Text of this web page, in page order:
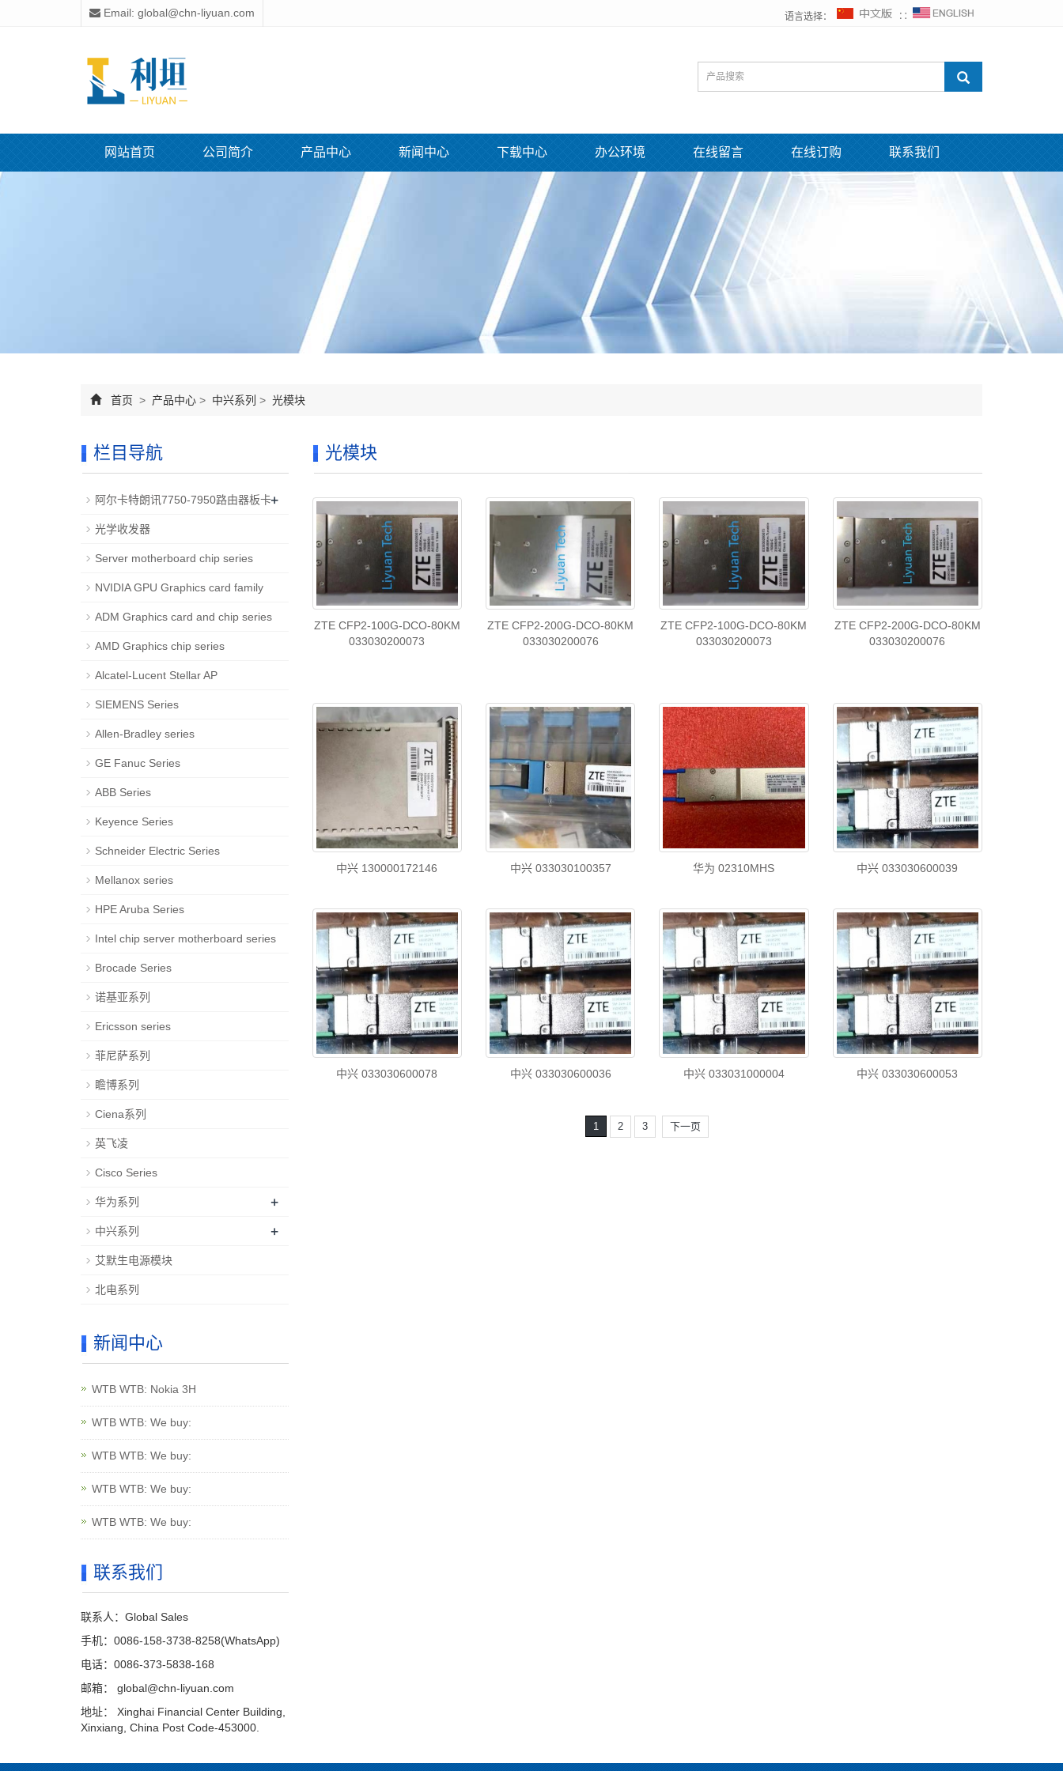
Email: global@chn-liyuan.com 语言选择： ∷
网站首页 公司简介 产品中心 新闻中心 下载中心 办公环境 在线留言 在线订购 联系我们
首页 > 产品中心 > 中兴系列 > 光模块
光模块
ZTE CFP2-100G-DCO-80KM
033030200073
ZTE CFP2-200G-DCO-80KM
033030200076
ZTE CFP2-100G-DCO-80KM
033030200073
ZTE CFP2-200G-DCO-80KM
033030200076
中兴 130000172146 中兴 033030100357 华为 02310MHS 中兴 033030600039
中兴 033030600078 中兴 033030600036 中兴 033031000004 中兴 033030600053
1 2 3 下一页
栏目导航
阿尔卡特朗讯7750-7950路由器板卡+
光学收发器
Server motherboard chip series
NVIDIA GPU Graphics card family
ADM Graphics card and chip series
AMD Graphics chip series
Alcatel-Lucent Stellar AP
SIEMENS Series
Allen-Bradley series
GE Fanuc Series
ABB Series
Keyence Series
Schneider Electric Series
Mellanox series
HPE Aruba Series
Intel chip server motherboard series
Brocade Series
诺基亚系列
Ericsson series
菲尼萨系列
瞻博系列
Ciena系列
英飞凌
Cisco Series
华为系列 +
中兴系列 +
艾默生电源模块
北电系列
新闻中心
WTB WTB: Nokia 3H
WTB WTB: We buy:
WTB WTB: We buy:
WTB WTB: We buy:
WTB WTB: We buy:
联系我们
联系人：Global Sales
手机：0086-158-3738-8258(WhatsApp)
电话：0086-373-5838-168
邮箱：
global@chn-liyuan.com
地址： Xinghai Financial Center Building,
Xinxiang, China Post Code-453000.